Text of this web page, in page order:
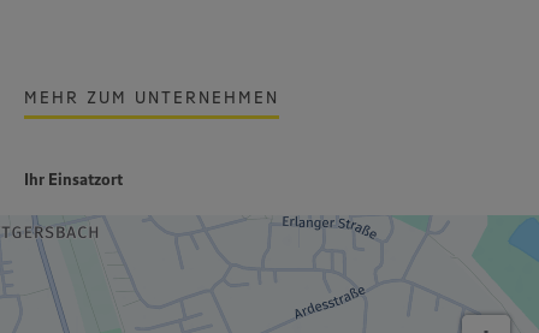
MEHR ZUM UNTERNEHMEN
Ihr Einsatzort